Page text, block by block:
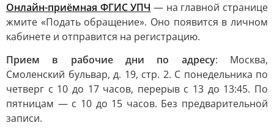
Онлайн-приёмная ФГИС УПЧ — на главной странице
жмите «Подать обращение». Оно появится в личном
кабинете и отправится на регистрацию.
Прием в рабочие дни по адресу: Москва,
Смоленский бульвар, д. 19, стр. 2. С понедельника по
четверг с 10 до 17 часов, перерыв с 13 до 13:45. По
пятницам — с 10 до 15 часов. Без предварительной
записи.